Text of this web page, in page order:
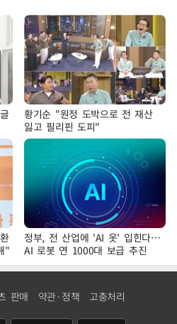
황기순 "원정 도박으로 전 재산
잃고 필리핀 도피"
"
정부, 전 산업에 'AI 옷' 입힌다…
AI 로봇 연 1000대 보급 추진
판매 약관·정책 고충처리